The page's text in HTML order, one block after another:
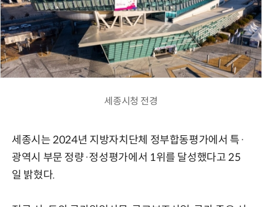
세종시청 전경
세종시는 2024년 지방자치단체 정부합동평가에서 특·
광역시 부문 정량·정성평가에서 1위를 달성했다고 25
일 밝혔다.